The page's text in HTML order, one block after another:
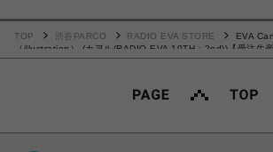
TOP 渋谷PARCO RADIO EVA STORE
EVA
（illustration） (カヲル(RADIO EVA 10TH : 2nd))【受注生
～50日でお届け）】